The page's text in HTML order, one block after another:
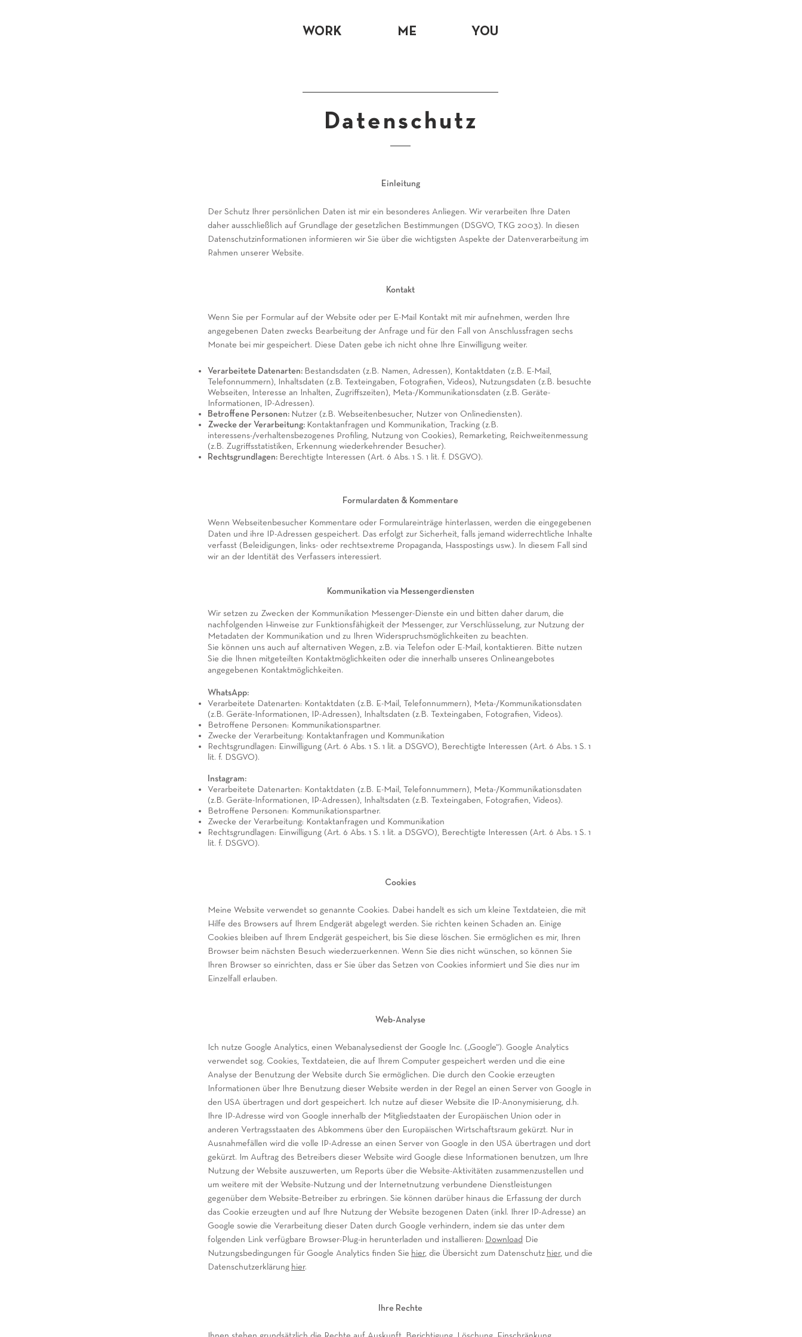
WORK ME YOU
Datenschutz
Einleitung
Der Schutz Ihrer persönlichen Daten ist mir ein besonderes Anliegen. Wir verarbeiten Ihre Daten
daher ausschließlich auf Grundlage der gesetzlichen Bestimmungen (DSGVO, TKG 2003). In diesen
Datenschutzinformationen informieren wir Sie über die wichtigsten Aspekte der Datenverarbeitung im
Rahmen unserer Website.
Kontakt
Wenn Sie per Formular auf der Website oder per E-Mail Kontakt mit mir aufnehmen, werden Ihre
angegebenen Daten zwecks Bearbeitung der Anfrage und für den Fall von Anschlussfragen sechs
Monate bei mir gespeichert. Diese Daten gebe ich nicht ohne Ihre Einwilligung weiter.
Verarbeitete Datenarten: Bestandsdaten (z.B. Namen, Adressen), Kontaktdaten (z.B. E-Mail,
Telefonnummern), Inhaltsdaten (z.B. Texteingaben, Fotografien, Videos), Nutzungsdaten (z.B. besuchte
Webseiten, Interesse an Inhalten, Zugriffszeiten), Meta-/Kommunikationsdaten (z.B. Geräte-
Informationen, IP-Adressen).
Betroffene Personen: Nutzer (z.B. Webseitenbesucher, Nutzer von Onlinediensten).
Zwecke der Verarbeitung: Kontaktanfragen und Kommunikation, Tracking (z.B.
interessens-/verhaltensbezogenes Profiling, Nutzung von Cookies), Remarketing, Reichweitenmessung
(z.B. Zugriffsstatistiken, Erkennung wiederkehrender Besucher).
Rechtsgrundlagen: Berechtigte Interessen (Art. 6 Abs. 1 S. 1 lit. f. DSGVO).
Formulardaten & Kommentare
Wenn Webseitenbesucher Kommentare oder Formulareinträge hinterlassen, werden die eingegebenen
Daten und ihre IP-Adressen gespeichert. Das erfolgt zur Sicherheit, falls jemand widerrechtliche Inhalte
verfasst (Beleidigungen, links- oder rechtsextreme Propaganda, Hasspostings usw.). In diesem Fall sind
wir an der Identität des Verfassers interessiert.
Kommunikation via Messengerdiensten
Wir setzen zu Zwecken der Kommunikation Messenger-Dienste ein und bitten daher darum, die
nachfolgenden Hinweise zur Funktionsfähigkeit der Messenger, zur Verschlüsselung, zur Nutzung der
Metadaten der Kommunikation und zu Ihren Widerspruchsmöglichkeiten zu beachten.
Sie können uns auch auf alternativen Wegen, z.B. via Telefon oder E-Mail, kontaktieren. Bitte nutzen
Sie die Ihnen mitgeteilten Kontaktmöglichkeiten oder die innerhalb unseres Onlineangebotes
angegebenen Kontaktmöglichkeiten.
WhatsApp:
Verarbeitete Datenarten: Kontaktdaten (z.B. E-Mail, Telefonnummern), Meta-/Kommunikationsdaten
(z.B. Geräte-Informationen, IP-Adressen), Inhaltsdaten (z.B. Texteingaben, Fotografien, Videos).
Betroffene Personen: Kommunikationspartner.
Zwecke der Verarbeitung: Kontaktanfragen und Kommunikation
Rechtsgrundlagen: Einwilligung (Art. 6 Abs. 1 S. 1 lit. a DSGVO), Berechtigte Interessen (Art. 6 Abs. 1 S. 1
lit. f. DSGVO).
Instagram:
Verarbeitete Datenarten: Kontaktdaten (z.B. E-Mail, Telefonnummern), Meta-/Kommunikationsdaten
(z.B. Geräte-Informationen, IP-Adressen), Inhaltsdaten (z.B. Texteingaben, Fotografien, Videos).
Betroffene Personen: Kommunikationspartner.
Zwecke der Verarbeitung: Kontaktanfragen und Kommunikation
Rechtsgrundlagen: Einwilligung (Art. 6 Abs. 1 S. 1 lit. a DSGVO), Berechtigte Interessen (Art. 6 Abs. 1 S. 1
lit. f. DSGVO).
Cookies
Meine Website verwendet so genannte Cookies. Dabei handelt es sich um kleine Textdateien, die mit
Hilfe des Browsers auf Ihrem Endgerät abgelegt werden. Sie richten keinen Schaden an. Einige
Cookies bleiben auf Ihrem Endgerät gespeichert, bis Sie diese löschen. Sie ermöglichen es mir, Ihren
Browser beim nächsten Besuch wiederzuerkennen. Wenn Sie dies nicht wünschen, so können Sie
Ihren Browser so einrichten, dass er Sie über das Setzen von Cookies informiert und Sie dies nur im
Einzelfall erlauben.
Web-Analyse
Ich nutze Google Analytics, einen Webanalysedienst der Google Inc. („Google“). Google Analytics
verwendet sog. Cookies, Textdateien, die auf Ihrem Computer gespeichert werden und die eine
Analyse der Benutzung der Website durch Sie ermöglichen. Die durch den Cookie erzeugten
Informationen über Ihre Benutzung dieser Website werden in der Regel an einen Server von Google in
den USA übertragen und dort gespeichert. Ich nutze auf dieser Website die IP-Anonymisierung, d.h.
Ihre IP-Adresse wird von Google innerhalb der Mitgliedstaaten der Europäischen Union oder in
anderen Vertragsstaaten des Abkommens über den Europäischen Wirtschaftsraum gekürzt. Nur in
Ausnahmefällen wird die volle IP-Adresse an einen Server von Google in den USA übertragen und dort
gekürzt. Im Auftrag des Betreibers dieser Website wird Google diese Informationen benutzen, um Ihre
Nutzung der Website auszuwerten, um Reports über die Website-Aktivitäten zusammenzustellen und
um weitere mit der Website-Nutzung und der Internetnutzung verbundene Dienstleistungen
gegenüber dem Website-Betreiber zu erbringen. Sie können darüber hinaus die Erfassung der durch
das Cookie erzeugten und auf Ihre Nutzung der Website bezogenen Daten (inkl. Ihrer IP-Adresse) an
Google sowie die Verarbeitung dieser Daten durch Google verhindern, indem sie das unter dem
folgenden Link verfügbare Browser-Plug-in herunterladen und installieren: Download
Die
Nutzungsbedingungen für Google Analytics finden Sie hier, die Übersicht zum Datenschutz hier, und die
Datenschutzerklärung hier.
Ihre Rechte